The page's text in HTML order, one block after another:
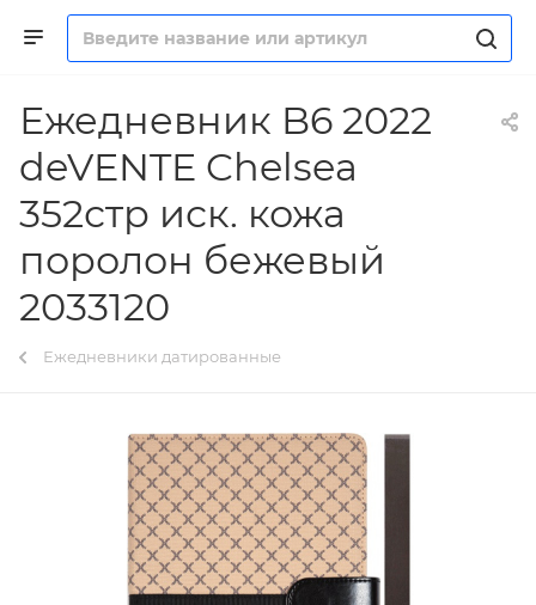
Ежедневник B6 2022
deVENTE Chelsea
352стр иск. кожа
поролон бежевый
2033120
Ежедневники датированные